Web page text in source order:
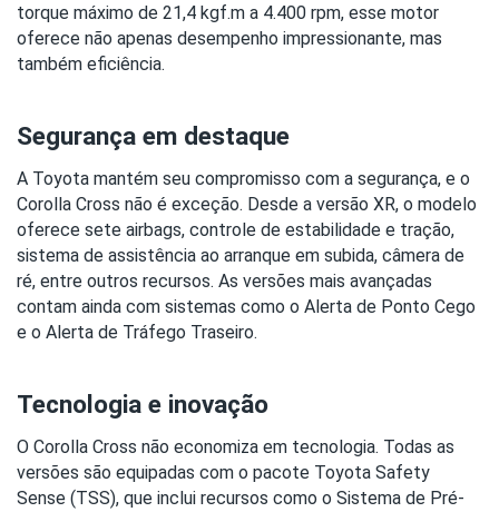
torque máximo de 21,4 kgf.m a 4.400 rpm, esse motor
oferece não apenas desempenho impressionante, mas
também eficiência.
Segurança em destaque
A Toyota mantém seu compromisso com a segurança, e o
Corolla Cross não é exceção. Desde a versão XR, o modelo
oferece sete airbags, controle de estabilidade e tração,
sistema de assistência ao arranque em subida, câmera de
ré, entre outros recursos. As versões mais avançadas
contam ainda com sistemas como o Alerta de Ponto Cego
e o Alerta de Tráfego Traseiro.
Tecnologia e inovação
O Corolla Cross não economiza em tecnologia. Todas as
versões são equipadas com o pacote Toyota Safety
Sense (TSS), que inclui recursos como o Sistema de Pré-